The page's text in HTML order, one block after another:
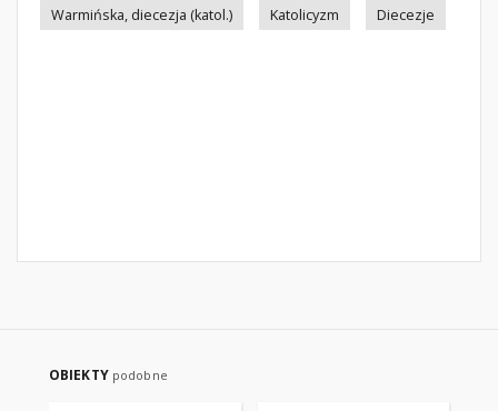
Warmińska, diecezja (katol.)
Katolicyzm Diecezje
OBIEKTY podobne